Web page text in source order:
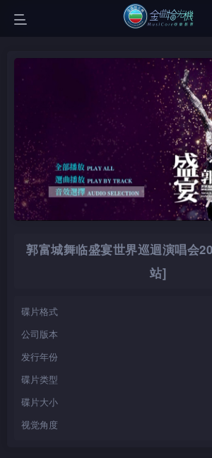
郭富城舞临盛宴世界巡迴演唱会
站]
碟片格式
公司版本
发行年份
碟片类型
碟片大小
视觉角度